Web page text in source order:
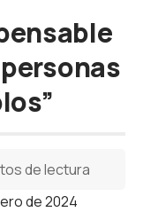
de 2024
de lectura